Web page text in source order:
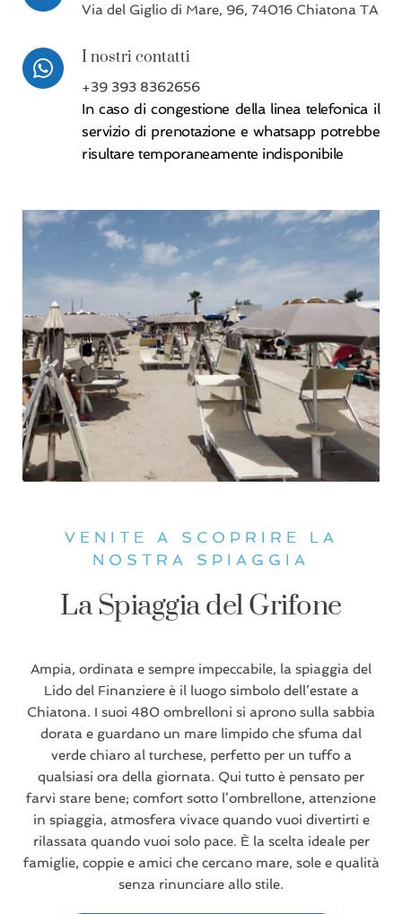
Via del Giglio di Mare, 96, 74016 Chiatona TA
I nostri contatti
+39 393 8362656
In caso di congestione della linea telefonica il
servizio di prenotazione e whatsapp potrebbe
risultare temporaneamente indisponibile
VENITE A SCOPRIRE LA
NOSTRA SPIAGGIA
La Spiaggia del Grifone
Ampia, ordinata e sempre impeccabile, la spiaggia del
Lido del Finanziere è il luogo simbolo dell’estate a
Chiatona. I suoi 480 ombrelloni si aprono sulla sabbia
dorata e guardano un mare limpido che sfuma dal
verde chiaro al turchese, perfetto per un tuffo a
qualsiasi ora della giornata. Qui tutto è pensato per
farvi stare bene; comfort sotto l’ombrellone, attenzione
in spiaggia, atmosfera vivace quando vuoi divertirti e
rilassata quando vuoi solo pace. È la scelta ideale per
famiglie, coppie e amici che cercano mare, sole e qualità
senza rinunciare allo stile.